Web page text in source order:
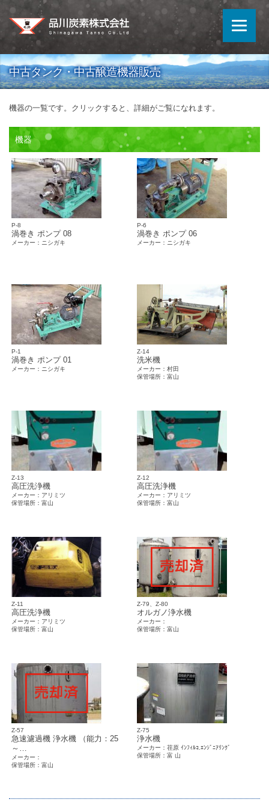
中古タンク・中古醸造機器販売
機器の一覧です。クリックすると、詳細がご覧になれます。
機器
P-8
渦巻き ポンプ 08
メーカー：ニシガキ
P-6
渦巻き ポンプ 06
メーカー：ニシガキ
P-1
渦巻き ポンプ 01
メーカー：ニシガキ
Z-14
洗米機
メーカー：村田
保管場所：富山
Z-13
高圧洗浄機
メーカー：アリミツ
保管場所：富山
Z-12
高圧洗浄機
メーカー：アリミツ
保管場所：富山
Z-11
高圧洗浄機
メーカー：アリミツ
保管場所：富山
Z-79、Z-80
オルガノ浄水機
メーカー：
保管場所：富山
Z-57
急速濾過機 浄水機 （能力：25
～…
メーカー：
保管場所：富山
Z-75
浄水機
メーカー：荏原 ｲﾝﾌｨﾙｺ.ｴﾝｼﾞﾆｱﾘﾝｸﾞ
保管場所：富 山